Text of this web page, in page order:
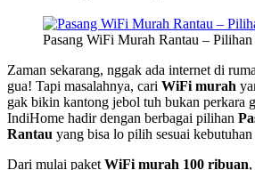
Pasang WiFi Murah Rantau –
Zaman sekarang, nggak ada internet di
gua! Tapi masalahnya, cari WiFi murah
gak bikin kantong jebol tuh bukan perkara
IndiHome hadir dengan berbagai pilihan
Rantau yang bisa lo pilih sesuai
Dari mulai paketWiFi murah 100 ribuan,